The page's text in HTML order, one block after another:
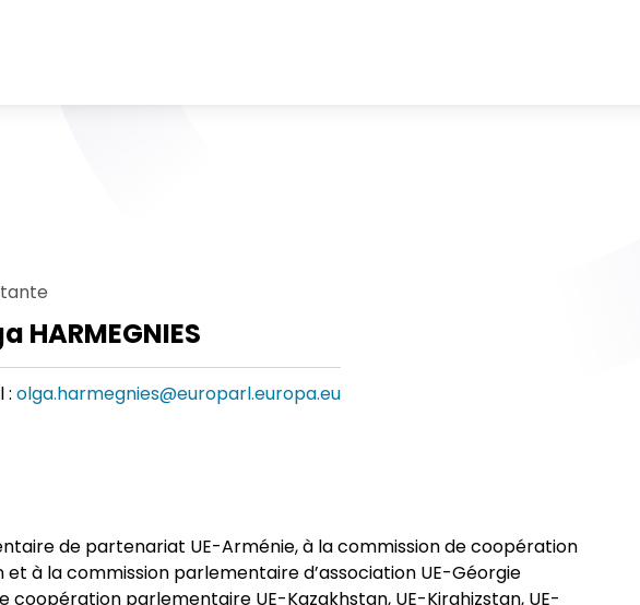
HARMEGNIES
: olga.harmegnies@europarl.europa.eu
de partenariat UE-Arménie, à la commission de coopération
à la commission parlementaire d’association UE-Géorgie
coopération parlementaire UE-Kazakhstan, UE-Kirghizstan, UE-